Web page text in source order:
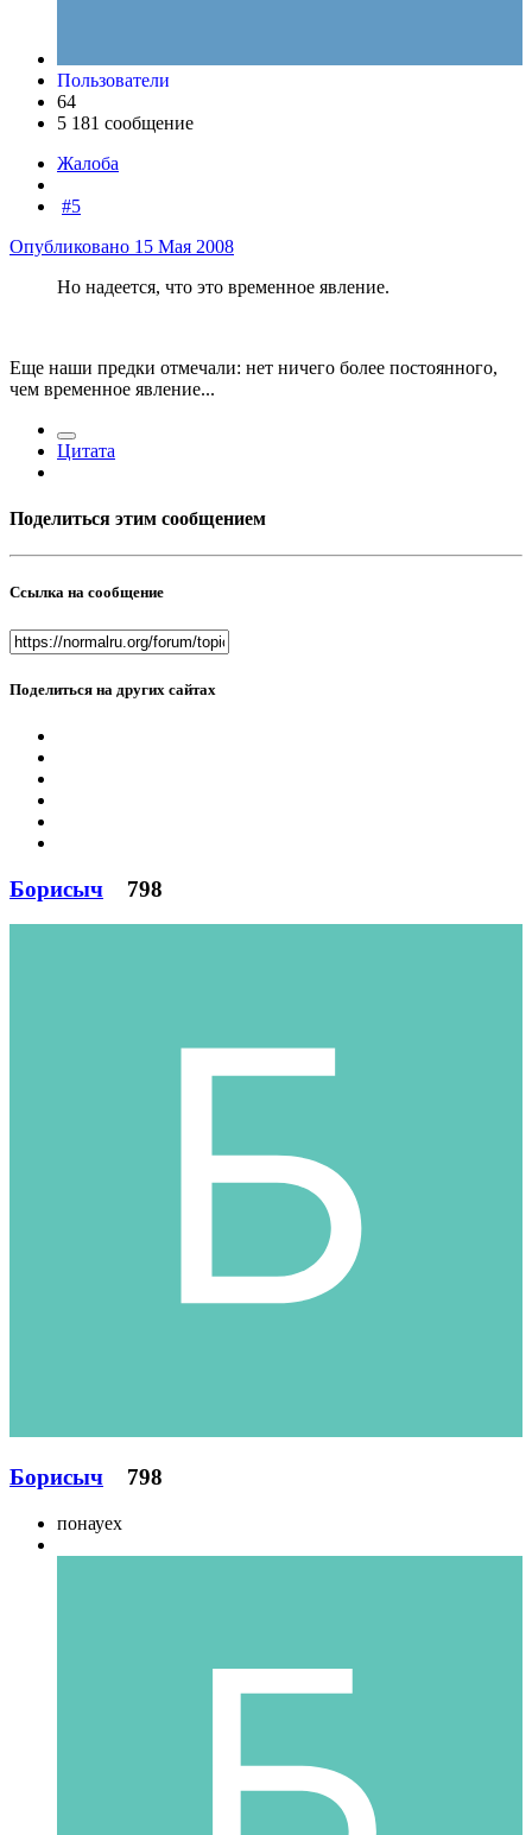
Пользователи
64
5 181 сообщение
Жалоба
#5
Опубликовано 15 Мая 2008
Но надеется, что это временное явление.
Еще наши предки отмечали: нет ничего более постоянного,
чем временное явление...
Цитата
Поделиться этим сообщением
Ссылка на сообщение
Поделиться на других сайтах
Борисыч 798
Борисыч 798
понауех